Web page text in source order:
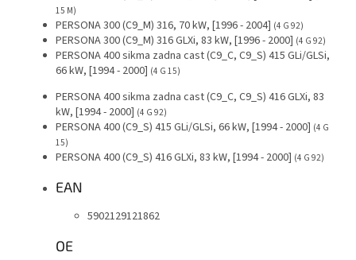
15 M)
PERSONA 300 (C9_M) 316, 70 kW, [1996 - 2004] (4 G 92)
PERSONA 300 (C9_M) 316 GLXi, 83 kW, [1996 - 2000] (4 G 92)
PERSONA 400 sikma zadna cast (C9_C, C9_S) 415 GLi/GLSi,
66 kW, [1994 - 2000] (4 G 15)
PERSONA 400 sikma zadna cast (C9_C, C9_S) 416 GLXi, 83
kW, [1994 - 2000] (4 G 92)
PERSONA 400 (C9_S) 415 GLi/GLSi, 66 kW, [1994 - 2000] (4 G
15)
PERSONA 400 (C9_S) 416 GLXi, 83 kW, [1994 - 2000] (4 G 92)
EAN
5902129121862
OE